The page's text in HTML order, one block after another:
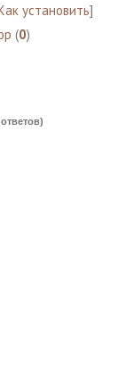
установить]
(0)